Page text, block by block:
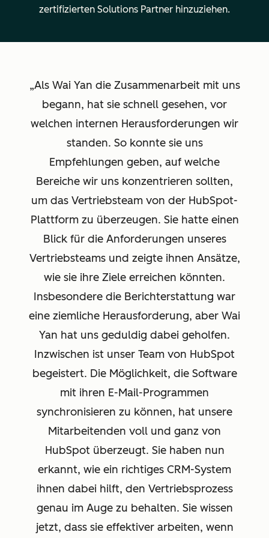
zertifizierten Solutions Partner hinzuziehen.
Als Wai Yan die Zusammenarbeit mit uns
begann, hat sie schnell gesehen, vor
welchen internen Herausforderungen wir
standen. So konnte sie uns
Empfehlungen geben, auf welche
Bereiche wir uns konzentrieren sollten,
um das Vertriebsteam von der HubSpot-
Plattform zu überzeugen. Sie hatte einen
Blick für die Anforderungen unseres
Vertriebsteams und zeigte ihnen Ansätze,
wie sie ihre Ziele erreichen könnten.
Insbesondere die Berichterstattung war
eine ziemliche Herausforderung, aber Wai
Yan hat uns geduldig dabei geholfen.
Inzwischen ist unser Team von HubSpot
begeistert. Die Möglichkeit, die Software
mit ihren E-Mail-Programmen
synchronisieren zu können, hat unsere
Mitarbeitenden voll und ganz von
HubSpot überzeugt. Sie haben nun
erkannt, wie ein richtiges CRM-System
ihnen dabei hilft, den Vertriebsprozess
genau im Auge zu behalten. Sie wissen
jetzt, dass sie effektiver arbeiten, wenn